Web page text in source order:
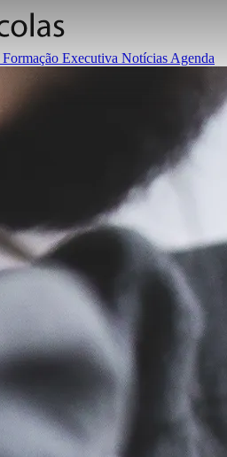
Formação Executiva Notícias Agenda